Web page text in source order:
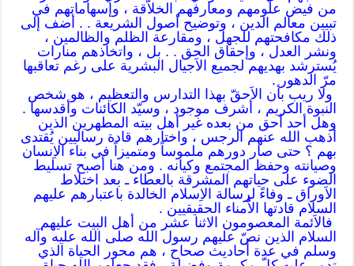
من فيض علومهم ومعارفهم الخلاّقة ، وإسهاماتهم في
تبيين معالم الدين ، وتوضيح أصول الشريعة . . أضف إلى
ذلك مكافحتهم للجهل ، ومقارعة الظلم والظالمين ،
ونشر العدل ، وإحقاق الحق . . بل ، واتخاذهم منارات
يُسترشد بهديهم لجميع الاَجيال البشرية على رغم تعاقبها
مرّ الدهور .
ولا ريب بأن الاَحقّ بهذا التدارس والتعظيم ، هو شخص
النبوة الكريم ، أشرف موجود ، وسيّد الكائنات وأقدسها .
وهل أحد أحق من بعده غير أهل بيته المطهرين الذين
أذهب الله عنهم الرجس ، واختارهم قادة رساليين يُقتدى
بهم ؟ حتى صار دورهم ملموساً ومتميزاً في بناء الاِنسان
وصيانته وحفظ المجتمع وكيانه . ومن هنا أصبح تسليط
الضوء على حياتهم المشرقة بالعطاء ـ بعد اختلاط
الاَوراق ـ وفاءً لرسالة الاِسلام الخالدة باعتبارهم عليهم
السلام قادتها الاَُمناء الحقيقيين .
فالاَئمة المعصومون الاثنا عشر من أهل البيت عليهم
السلام الذين نصّ عليهم رسول الله صلى الله عليه وآله
وسلم في عدة أحاديث صحاح ، هم محور الحياة الذي